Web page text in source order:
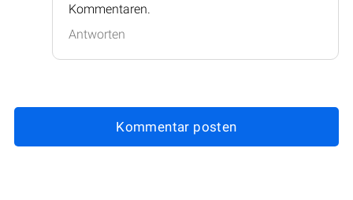
Kommentaren.
Antworten
Kommentar posten